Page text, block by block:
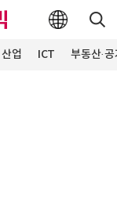
산업 ICT 부동산·